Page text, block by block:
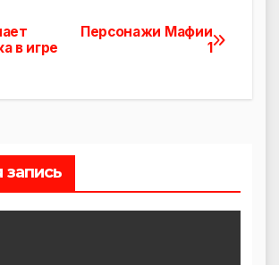
Персонажи Мафии
1
в игре